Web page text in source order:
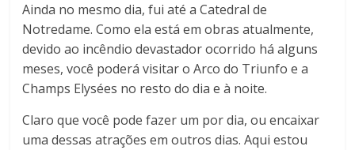
Ainda no mesmo dia, fui até a Catedral de
Notredame. Como ela está em obras atualmente,
devido ao incêndio devastador ocorrido há alguns
meses, você poderá visitar o Arco do Triunfo e a
Champs Elysées no resto do dia e à noite.
Claro que você pode fazer um por dia, ou encaixar
uma dessas atrações em outros dias. Aqui estou